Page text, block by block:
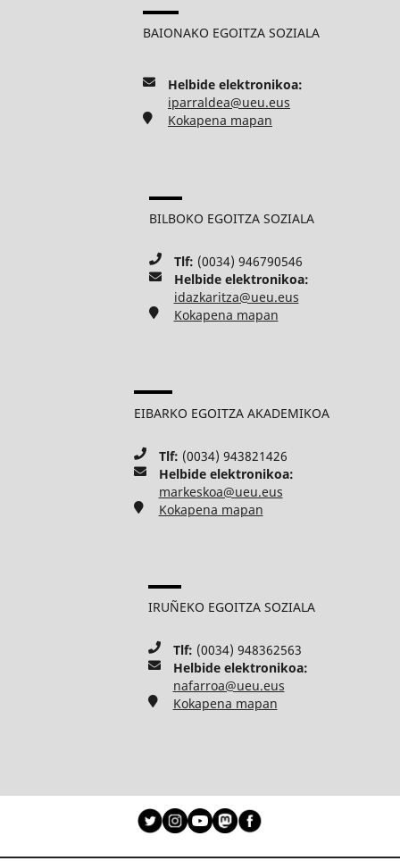
BAIONAKO EGOITZA SOZIALA
Helbide elektronikoa:
iparraldea@ueu.eus
Kokapena mapan
BILBOKO EGOITZA SOZIALA
Tlf: (0034) 946790546
Helbide elektronikoa:
idazkaritza@ueu.eus
Kokapena mapan
EIBARKO EGOITZA AKADEMIKOA
Tlf: (0034) 943821426
Helbide elektronikoa:
markeskoa@ueu.eus
Kokapena mapan
IRUÑEKO EGOITZA SOZIALA
Tlf: (0034) 948362563
Helbide elektronikoa:
nafarroa@ueu.eus
Kokapena mapan